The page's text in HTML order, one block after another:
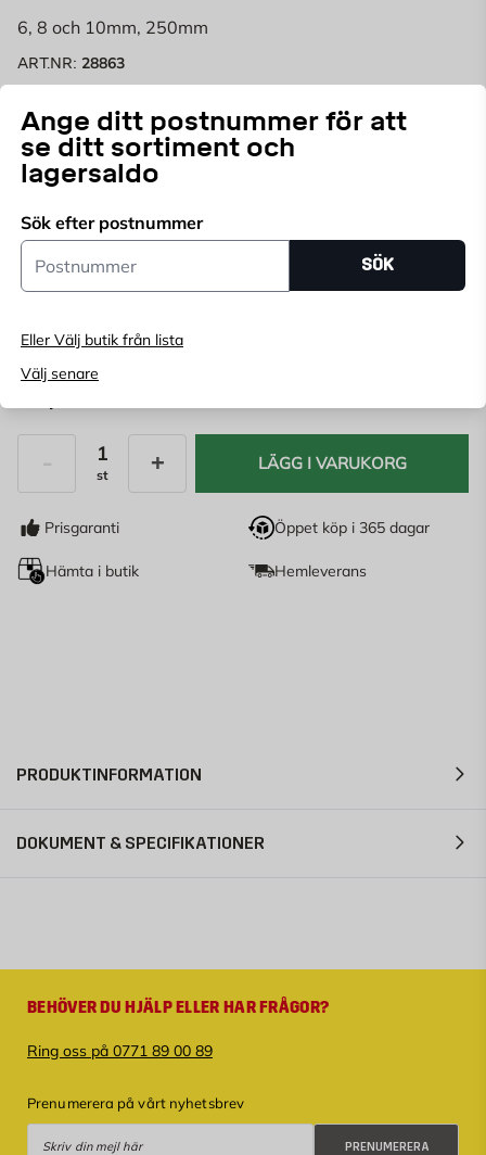
Ange ditt postnummer för att
se ditt sortiment och
lagersaldo
Sök efter postnummer
Postnummer
SÖK
Eller Välj butik från lista
Välj senare
6, 8 och 10mm, 250mm
ART.NR: 28863
Spiralborr till trä i den goda användningskvaliteten från
Wiksbo, för gör-det-själv-användning.
Välj butik för att se lagerstatus
Köp online, boka leverans i kassan
st
LÄGG I VARUKORG
Prisgaranti Öppet köp i 365 dagar
Hämta i butik Hemleverans
PRODUKTINFORMATION
DOKUMENT & SPECIFIKATIONER
BEHÖVER DU HJÄLP ELLER HAR FRÅGOR?
Ring oss på 0771 89 00 89
Prenumerera på vårt nyhetsbrev
PRENUMERERA